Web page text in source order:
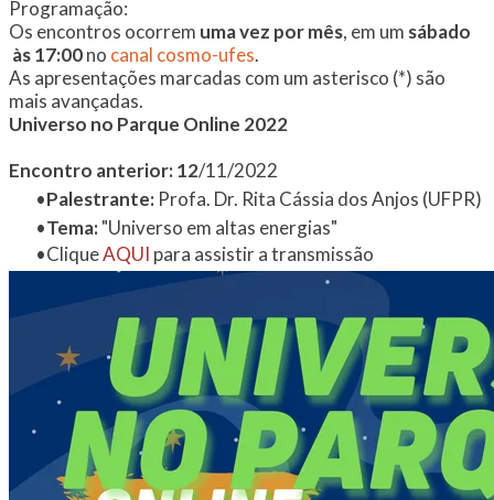
Programação:
​Os encontros ocorrem uma vez por mês, em um sábado
às 17:00no canal cosmo-ufes.
As apresentações marcadas com um asterisco (*) são
mais avançadas.
Universo no Parque Online 2022
​Encontro anterior: 12/11/2022
Palestrante: Profa. Dr. Rita Cássia dos Anjos (UFPR)
Tema:"Universo em altas energias"
Clique​ ​AQUI para assistir a transmissão